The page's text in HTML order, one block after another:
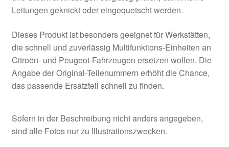
Leitungen geknickt oder eingequetscht werden.
Dieses Produkt ist besonders geeignet für Werkstätten,
die schnell und zuverlässig Multifunktions-Einheiten an
Citroën- und Peugeot-Fahrzeugen ersetzen wollen. Die
Angabe der Original-Teilenummern erhöht die Chance,
das passende Ersatzteil schnell zu finden.
Sofern in der Beschreibung nicht anders angegeben,
sind alle Fotos nur zu Illustrationszwecken.